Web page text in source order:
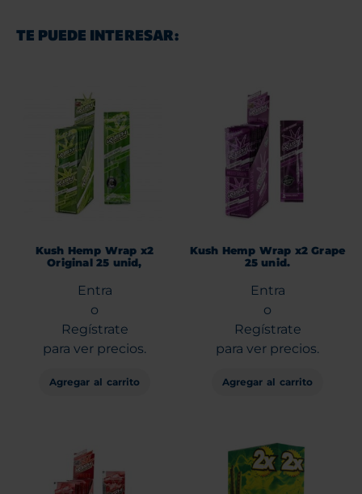
TE PUEDE INTERESAR:
Kush Hemp Wrap x2
Original 25 unid,
Entra
o
Regístrate
para ver precios.
Agregar al carrito
Kush Hemp Wrap x2 Grape
25 unid.
Entra
o
Regístrate
para ver precios.
Agregar al carrito